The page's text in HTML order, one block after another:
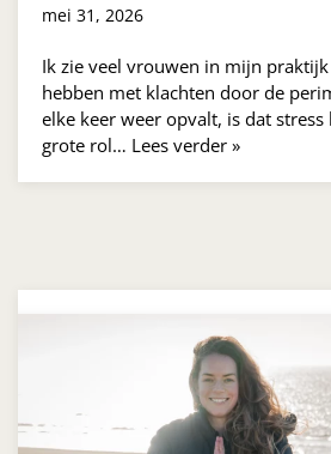
mei 31, 2026
Ik zie veel vrouwen in mijn
hebben met klachten door de
elke keer weer opvalt, is dat
grote rol… Lees verder »